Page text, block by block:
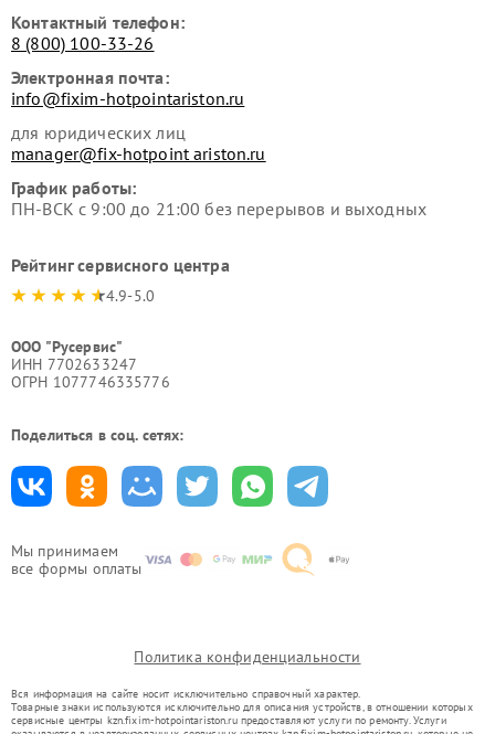
Мы принимаем
все формы оплаты
Контактный телефон:
8 (800) 100-33-26
Электронная почта:
info@fixim-hotpointariston.ru
для юридических лиц
manager@fix-hotpoint ariston.ru
График работы:
ПН-ВСК с 9:00 до 21:00 без перерывов и выходных
Рейтинг сервисного центра
4.9-5.0
ООО "Русервис"
ИНН 7702633247
ОГРН 1077746335776
Поделиться в соц. сетях:
Политика конфиденциальности
Вся информация на сайте носит исключительно справочный характер.
Товарные знаки используются исключительно для описания устройств, в отношении которых
сервисные центры kzn.fixim-hotpointariston.ru предоставляют услуги по ремонту. Услуги